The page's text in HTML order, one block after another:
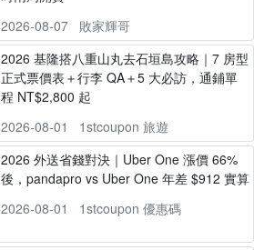
2026-08-07
敗家輝哥
2026 基隆搭八重山丸去石垣島攻略｜7 房型
正式票價表＋行李 QA＋5 大必訪，通鋪單
程 NT$2,800 起
2026-08-01
1stcoupon 旅遊
2026 外送省錢對決｜Uber One 漲價 66%
後，pandapro vs Uber One 年差 $912 實算
2026-08-01
1stcoupon 優惠碼